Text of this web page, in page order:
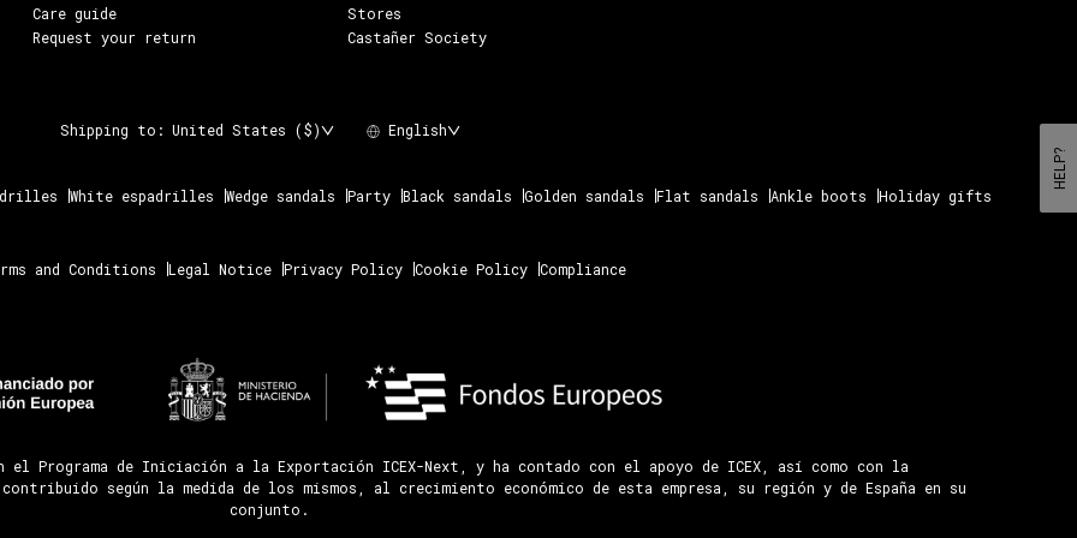
Care guide
Request your return
Stores
Castañer Society
Shipping to: United States ($) English
White espadrilles Wedge sandals Party Black sandals Golden sandals Flat sandals Ankle boots Holiday gifts
and Conditions Legal Notice Privacy Policy Cookie Policy Compliance
Programa de Iniciación a la Exportación ICEX-Next, y ha contado con el apoyo de ICEX, así como con la
contribuido según la medida de los mismos, al crecimiento económico de esta empresa, su región y de España en su
conjunto.
HELP?